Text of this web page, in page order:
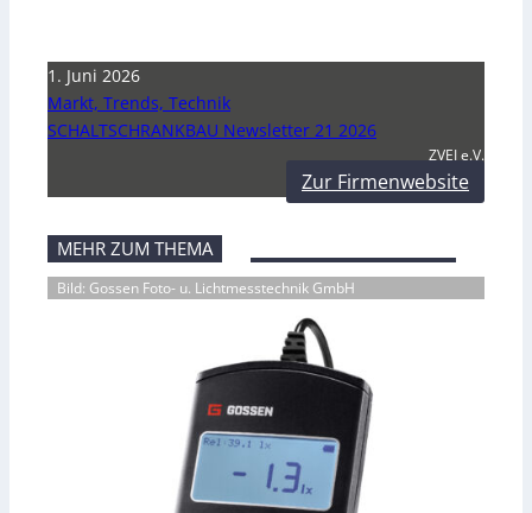
1. Juni 2026
Markt, Trends, Technik
SCHALTSCHRANKBAU Newsletter 21 2026
ZVEI e.V.
Zur Firmenwebsite
MEHR ZUM THEMA
Bild: Gossen Foto- u. Lichtmesstechnik GmbH